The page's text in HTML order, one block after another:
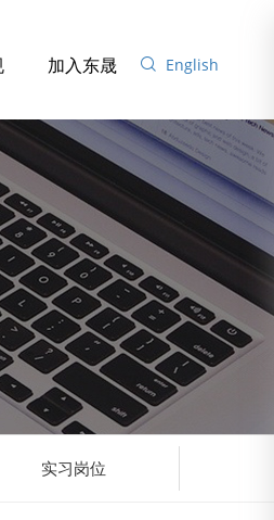
English
加入东晟
实习岗位